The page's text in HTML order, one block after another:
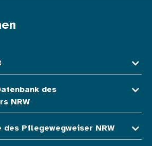
des
NRW
des Pflegewegweiser NRW